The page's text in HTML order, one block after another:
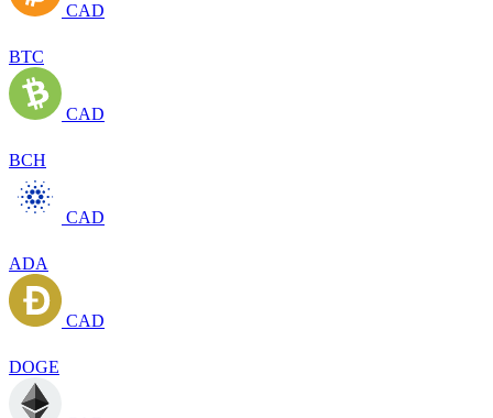
CAD
BTC
CAD
BCH
CAD
ADA
CAD
DOGE